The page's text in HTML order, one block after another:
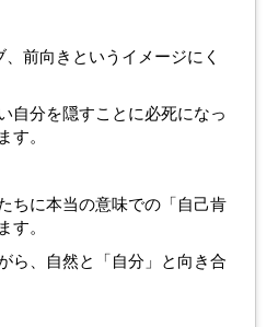
前向きというイメージにく
自分を隠すことに必死になっ
す。
ちに本当の意味での「自己肯
す。
ら、自然と「自分」と向き合